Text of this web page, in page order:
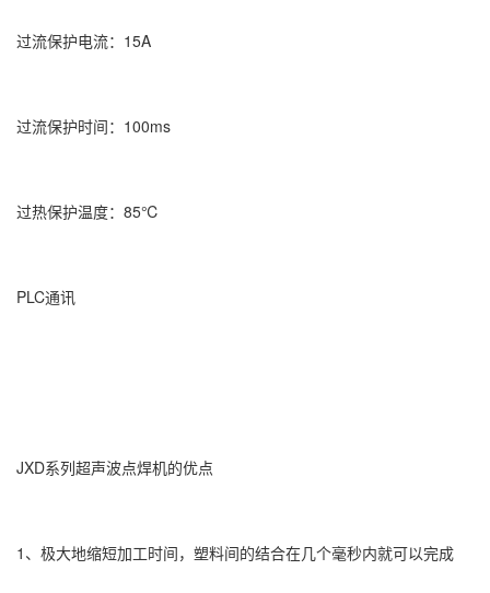
过流保护电流：15A
过流保护时间：100ms
过热保护温度：85℃
PLC通讯
JXD系列超声波点焊机的优点
1、极大地缩短加工时间，塑料间的结合在几个毫秒内就可以完成